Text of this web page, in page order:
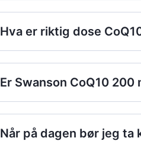
Hva er riktig dose
Er Swanson CoQ10 200
Når på dagen bør jeg ta